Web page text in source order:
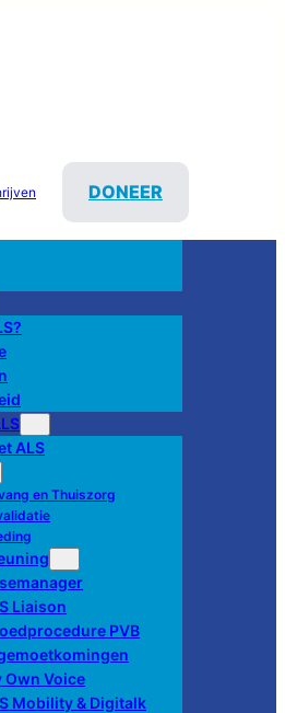
DONEER
ALS
en Thuiszorg
Liaison
PVB
Own Voice
Mobility & Digitalk